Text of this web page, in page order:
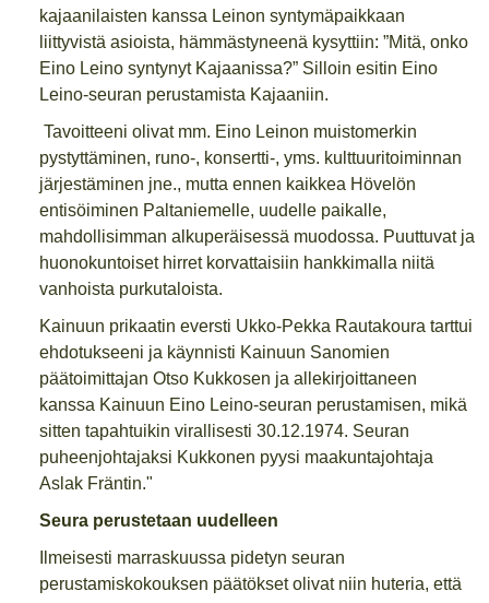
kajaanilaisten kanssa Leinon syntymäpaikkaan
liittyvistä asioista, hämmästyneenä kysyttiin: ”Mitä, onko
Eino Leino syntynyt Kajaanissa?” Silloin esitin Eino
Leino-seuran perustamista Kajaaniin.
Tavoitteeni olivat mm. Eino Leinon muistomerkin
pystyttäminen, runo-, konsertti-, yms. kulttuuritoiminnan
järjestäminen jne., mutta ennen kaikkea Hövelön
entisöiminen Paltaniemelle, uudelle paikalle,
mahdollisimman alkuperäisessä muodossa. Puuttuvat ja
huonokuntoiset hirret korvattaisiin hankkimalla niitä
vanhoista purkutaloista.
Kainuun prikaatin eversti Ukko-Pekka Rautakoura tarttui
ehdotukseeni ja käynnisti Kainuun Sanomien
päätoimittajan Otso Kukkosen ja allekirjoittaneen
kanssa Kainuun Eino Leino-seuran perustamisen, mikä
sitten tapahtuikin virallisesti 30.12.1974. Seuran
puheenjohtajaksi Kukkonen pyysi maakuntajohtaja
Aslak Fräntin."
Seura perustetaan uudelleen
Ilmeisesti marraskuussa pidetyn seuran
perustamiskokouksen päätökset olivat niin huteria, että